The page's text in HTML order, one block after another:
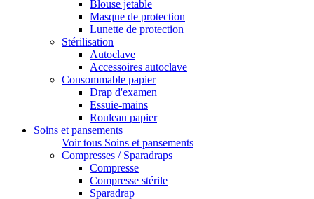
Blouse jetable
Masque de protection
Lunette de protection
Stérilisation
Autoclave
Accessoires autoclave
Consommable papier
Drap d'examen
Essuie-mains
Rouleau papier
Soins et pansements
Voir tous Soins et pansements
Compresses / Sparadraps
Compresse
Compresse stérile
Sparadrap